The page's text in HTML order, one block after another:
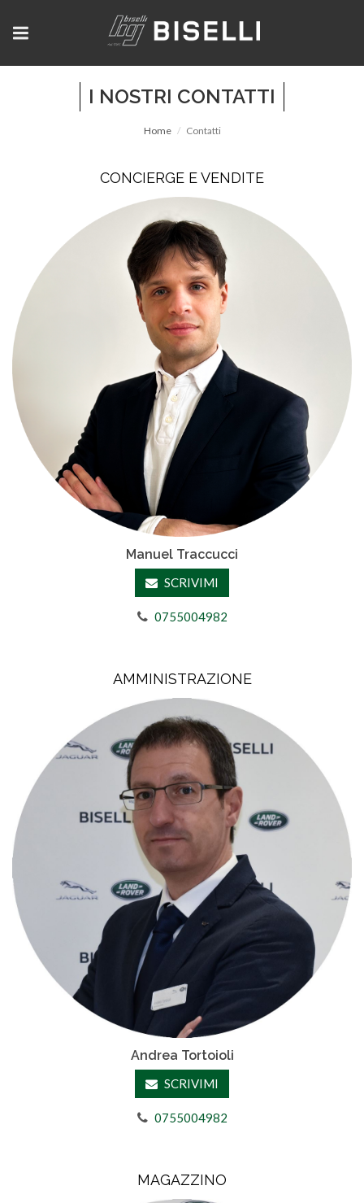
I NOSTRI CONTATTI
Home Contatti
CONCIERGE E VENDITE
Manuel Traccucci
SCRIVIMI
0755004982
AMMINISTRAZIONE
Andrea Tortoioli
SCRIVIMI
0755004982
MAGAZZINO